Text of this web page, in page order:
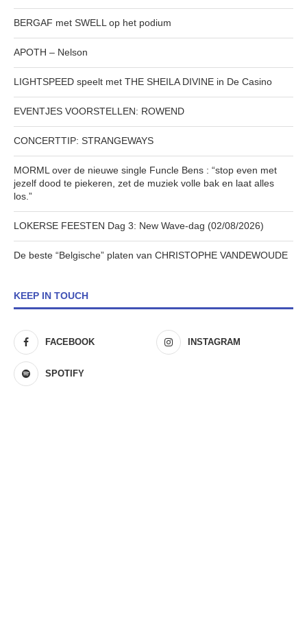
BERGAF met SWELL op het podium
APOTH – Nelson
LIGHTSPEED speelt met THE SHEILA DIVINE in De Casino
EVENTJES VOORSTELLEN: ROWEND
CONCERTTIP: STRANGEWAYS
MORML over de nieuwe single Funcle Bens : “stop even met
jezelf dood te piekeren, zet de muziek volle bak en laat alles
los.”
LOKERSE FEESTEN Dag 3: New Wave-dag (02/08/2026)
De beste “Belgische” platen van CHRISTOPHE VANDEWOUDE
KEEP IN TOUCH
FACEBOOK INSTAGRAM
SPOTIFY